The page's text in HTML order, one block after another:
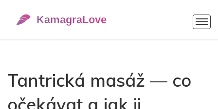
Tantrická masáž — co
očekávat a jak ji